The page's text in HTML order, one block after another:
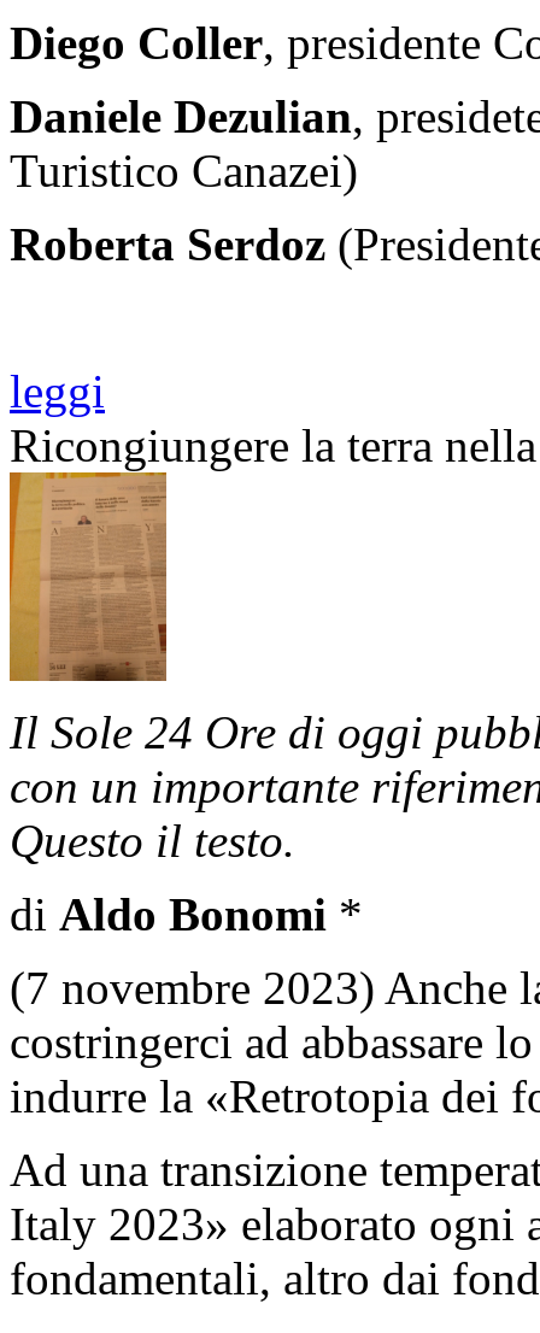
Diego Coller, presidente
Daniele Dezulian,
Turistico Canazei)
Roberta Serdoz
leggi
Ricongiungere la terra
Il Sole 24 Ore di oggi
con un importante
Questo il testo.
di Aldo Bonomi *
(7 novembre 2023) Anche
costringerci ad abbassare
indurre la «Retrotopia dei
Ad una transizione
Italy 2023» elaborato ogni
fondamentali, altro dai